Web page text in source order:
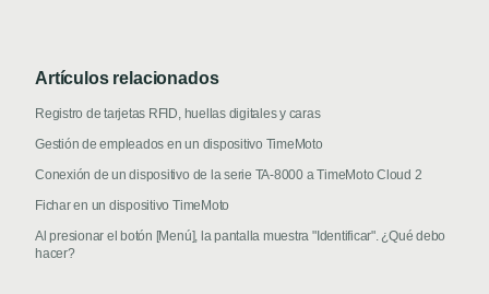
Artículos relacionados
Registro de tarjetas RFID, huellas digitales y caras
Gestión de empleados en un dispositivo TimeMoto
Conexión de un dispositivo de la serie TA-8000 a TimeMoto Cloud 2
Fichar en un dispositivo TimeMoto
Al presionar el botón [Menú], la pantalla muestra "Identificar". ¿Qué debo
hacer?